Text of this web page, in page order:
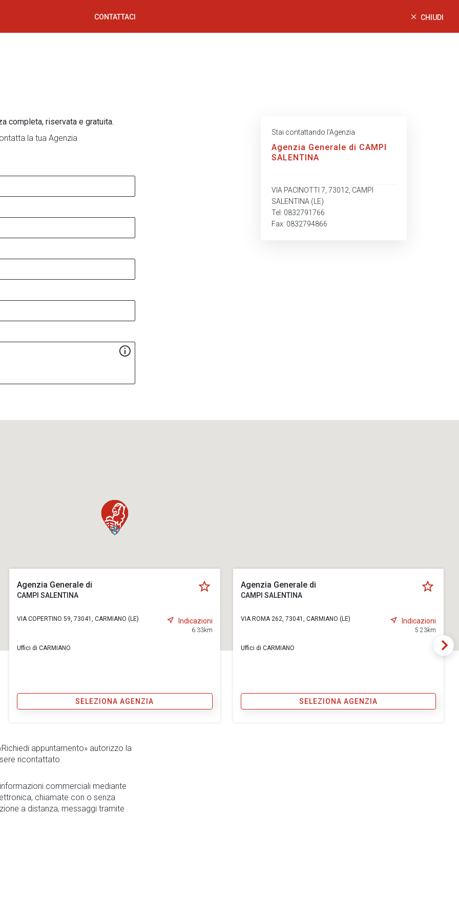
CONTATTACI CHIUDI
completa, riservata e gratuita.
la tua Agenzia
Stai contattando l’Agenzia
Agenzia Generale di CAMPI
SALENTINA
VIA PACINOTTI 7, 73012, CAMPI
SALENTINA (LE)
Tel: 0832791766
Fax: 0832794866
Agenzia Generale di
CAMPI SALENTINA
VIA COPERTINO 59, 73041, CARMIANO (LE) Indicazioni
6.33km
Uffici di CARMIANO
SELEZIONA AGENZIA
Agenzia Generale di
CAMPI SALENTINA
VIA ROMA 262, 73041, CARMIANO (LE) Indicazioni
5.23km
Uffici di CARMIANO
SELEZIONA AGENZIA
appuntamento» autorizzo la
ricontattato.
commerciali mediante
chiamate con o senza
a distanza, messaggi tramite